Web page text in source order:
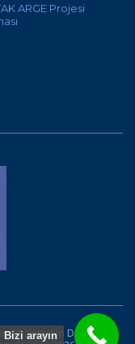
ARGE Projesi
4K Yönetim Destek
Bizi arayın